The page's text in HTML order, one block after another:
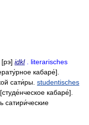
[рэ] idkl
. literarisches
кабаре́].
сати́ры studentisches
[студе́нческое кабаре́].
сатири́ческие